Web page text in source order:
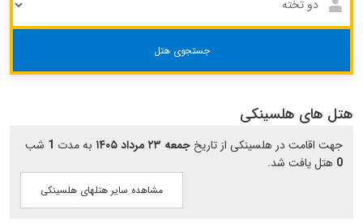
جستجوی هتل
هتل های هلسینکی
جهت اقامت در هلسینکی از تاریخ جمعه ۲۳ مرداد ۱۴۰۵ به مدت 1 شب
0 هتل یافت شد.
مشاهده سایر هتلهای هلسینکی